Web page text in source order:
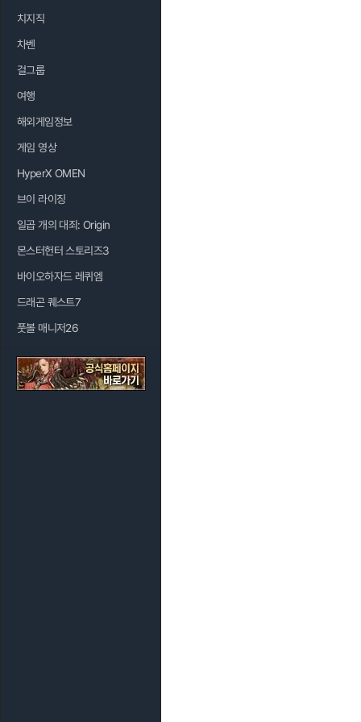
치지직
차벤
걸그룹
여행
해외게임정보
게임 영상
HyperX OMEN
브이 라이징
일곱 개의 대죄: Origin
몬스터헌터 스토리즈3
바이오하자드 레퀴엠
드래곤 퀘스트7
풋볼 매니저26